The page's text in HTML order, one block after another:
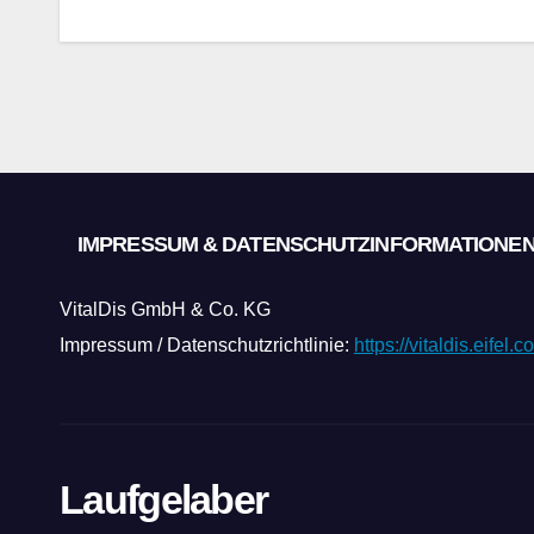
IMPRESSUM &
VitalDis GmbH & Co. KG
Impressum / Datenschutzrichtlinie: https://
Laufgelaber